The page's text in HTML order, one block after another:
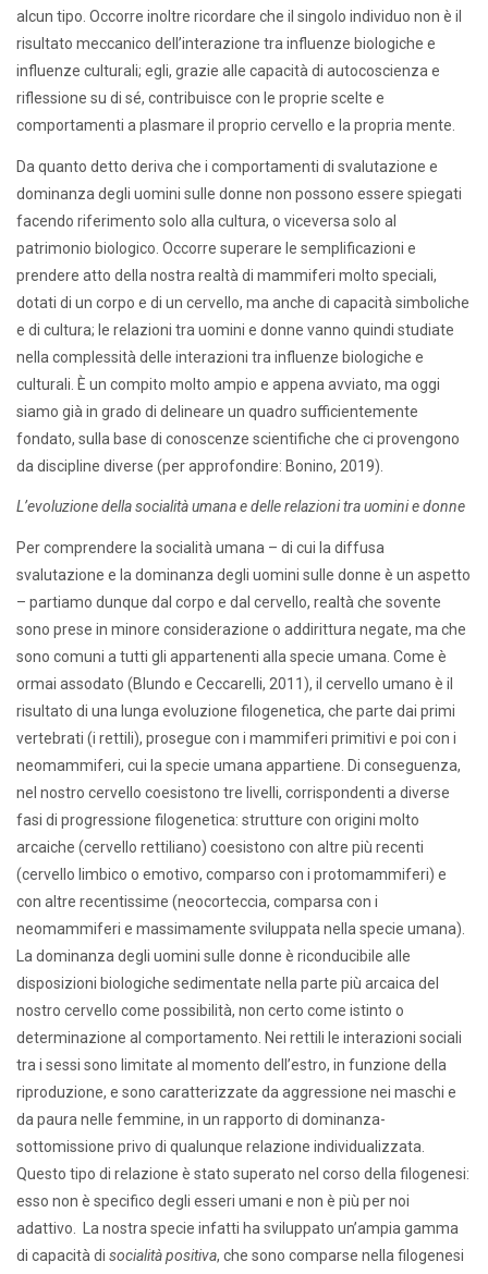
alcun tipo. Occorre inoltre ricordare che il singolo individuo non è il
risultato meccanico dell’interazione tra influenze biologiche e
influenze culturali; egli, grazie alle capacità di autocoscienza e
riflessione su di sé, contribuisce con le proprie scelte e
comportamenti a plasmare il proprio cervello e la propria mente.
Da quanto detto deriva che i comportamenti di svalutazione e
dominanza degli uomini sulle donne non possono essere spiegati
facendo riferimento solo alla cultura, o viceversa solo al
patrimonio biologico. Occorre superare le semplificazioni e
prendere atto della nostra realtà di mammiferi molto speciali,
dotati di un corpo e di un cervello, ma anche di capacità simboliche
e di cultura; le relazioni tra uomini e donne vanno quindi studiate
nella complessità delle interazioni tra influenze biologiche e
culturali. È un compito molto ampio e appena avviato, ma oggi
siamo già in grado di delineare un quadro sufficientemente
fondato, sulla base di conoscenze scientifiche che ci provengono
da discipline diverse (per approfondire: Bonino, 2019).
L’evoluzione della socialità umana e delle relazioni tra uomini e donne
Per comprendere la socialità umana – di cui la diffusa
svalutazione e la dominanza degli uomini sulle donne è un aspetto
– partiamo dunque dal corpo e dal cervello, realtà che sovente
sono prese in minore considerazione o addirittura negate, ma che
sono comuni a tutti gli appartenenti alla specie umana. Come è
ormai assodato (Blundo e Ceccarelli, 2011), il cervello umano è il
risultato di una lunga evoluzione filogenetica, che parte dai primi
vertebrati (i rettili), prosegue con i mammiferi primitivi e poi con i
neomammiferi, cui la specie umana appartiene. Di conseguenza,
nel nostro cervello coesistono tre livelli, corrispondenti a diverse
fasi di progressione filogenetica: strutture con origini molto
arcaiche (cervello rettiliano) coesistono con altre più recenti
(cervello limbico o emotivo, comparso con i protomammiferi) e
con altre recentissime (neocorteccia, comparsa con i
neomammiferi e massimamente sviluppata nella specie umana).
La dominanza degli uomini sulle donne è riconducibile alle
disposizioni biologiche sedimentate nella parte più arcaica del
nostro cervello come possibilità, non certo come istinto o
determinazione al comportamento. Nei rettili le interazioni sociali
tra i sessi sono limitate al momento dell’estro, in funzione della
riproduzione, e sono caratterizzate da aggressione nei maschi e
da paura nelle femmine, in un rapporto di dominanza-
sottomissione privo di qualunque relazione individualizzata.
Questo tipo di relazione è stato superato nel corso della filogenesi:
esso non è specifico degli esseri umani e non è più per noi
adattivo. La nostra specie infatti ha sviluppato un’ampia gamma
di capacità di socialità positiva, che sono comparse nella filogenesi